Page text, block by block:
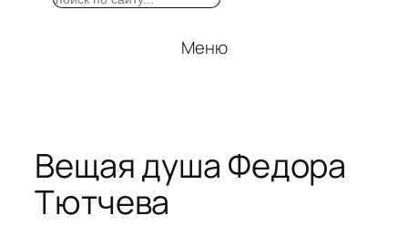
Меню
Вещая душа Федора
Тютчева